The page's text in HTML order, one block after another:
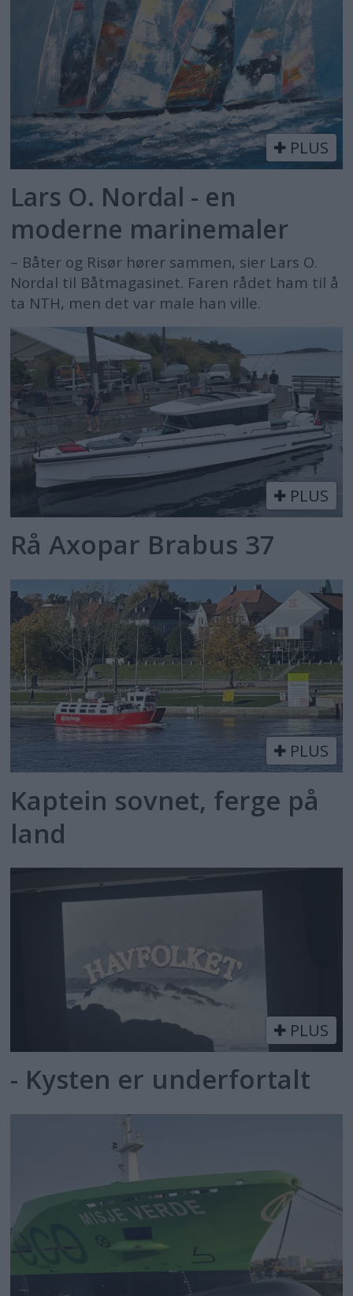
PLUS
Lars O. Nordal - en
moderne marinemaler
– Båter og Risør hører sammen, sier Lars O.
Nordal til Båtmagasinet. Faren rådet ham til å
ta NTH, men det var male han ville.
PLUS
Rå Axopar Brabus 37
PLUS
Kaptein sovnet, ferge på
land
PLUS
- Kysten er underfortalt